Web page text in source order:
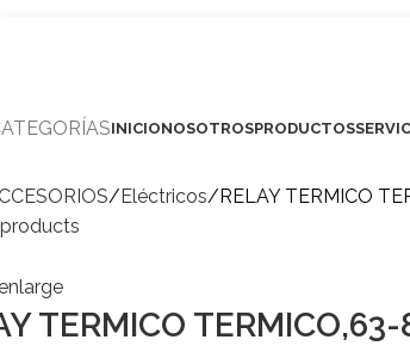
INICIONOSOTROSPRODUCTOS
Eléctricos RELAY TERMICO
TERMICO